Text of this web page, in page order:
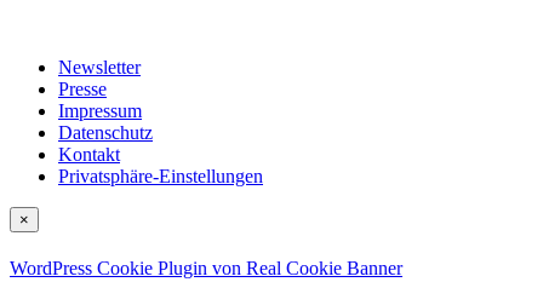
Newsletter
Presse
Impressum
Datenschutz
Kontakt
Privatsphäre-Einstellungen
×
WordPress Cookie Plugin von Real Cookie Banner